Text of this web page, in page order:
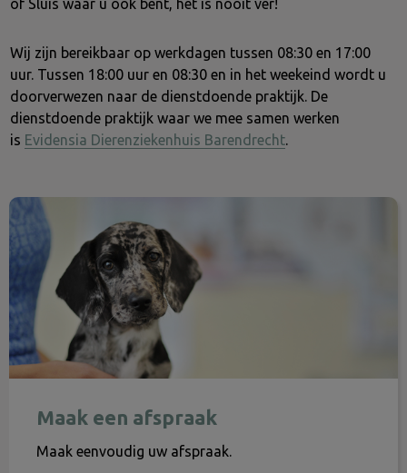
of Sluis waar u ook bent, het is nooit ver!
Wij zijn bereikbaar op werkdagen tussen 08:30 en 17:00
uur. Tussen 18:00 uur en 08:30 en in het weekeind wordt u
doorverwezen naar de dienstdoende praktijk. De
dienstdoende praktijk waar we mee samen werken
is Evidensia Dierenziekenhuis Barendrecht.
Maak een afspraak
Maak een afspraak
Maak eenvoudig uw afspraak.